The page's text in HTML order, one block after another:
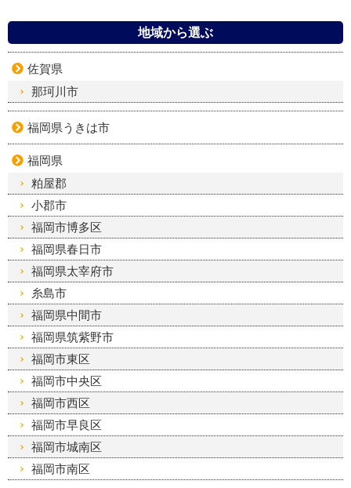
地域から選ぶ
佐賀県
那珂川市
福岡県うきは市
福岡県
粕屋郡
小郡市
福岡市博多区
福岡県春日市
福岡県太宰府市
糸島市
福岡県中間市
福岡県筑紫野市
福岡市東区
福岡市中央区
福岡市西区
福岡市早良区
福岡市城南区
福岡市南区